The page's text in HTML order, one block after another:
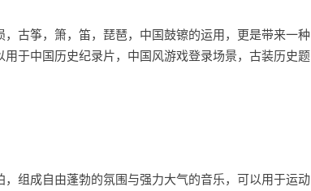
古筝，箫，笛，琵琶，中国鼓镲的运用，更是带来一种
于中国历史纪录片，中国风游戏登录场景，古装历史题
组成自由蓬勃的氛围与强力大气的音乐，可以用于运动